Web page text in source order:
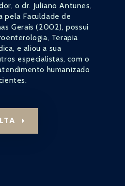
o dr. Juliano Antunes,
pela Faculdade de
Gerais (2002), possui
Terapia
e aliou a sua
especialistas, com o
humanizado